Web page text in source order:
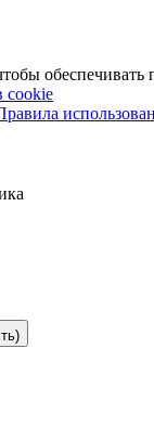
обеспечивать
cookie